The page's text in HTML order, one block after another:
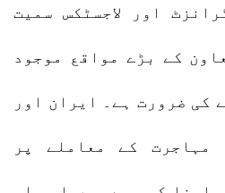
اور لاجسٹکس سمیت
کے بڑے مواقع موجود
کی ضرورت ہے۔ ایران اور
مہاجرت کے معاملے پر